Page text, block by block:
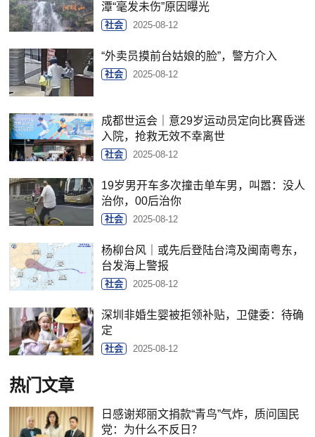
潭“毫发未伤”原因曝光
社会 2025-08-12
“外卖员摸前台姑娘的脸”，警方介入
社会 2025-08-12
成都世运会｜意29岁运动员定向比赛昏迷
入院，抢救无效不幸离世
社会 2025-08-12
19岁男开车多次撞击单车男，叫嚣：没人
治你，00后治你
社会 2025-08-12
杨柳台风｜或先后登陆台湾及闽南粤东，
台发海上警报
社会 2025-08-12
深圳非婚生婴被拒领补贴，卫健委：待确
定
社会 2025-08-12
热门文章
日感谢郑丽文捐款“青鸟”气炸，质问国民
党：为什么不反日？